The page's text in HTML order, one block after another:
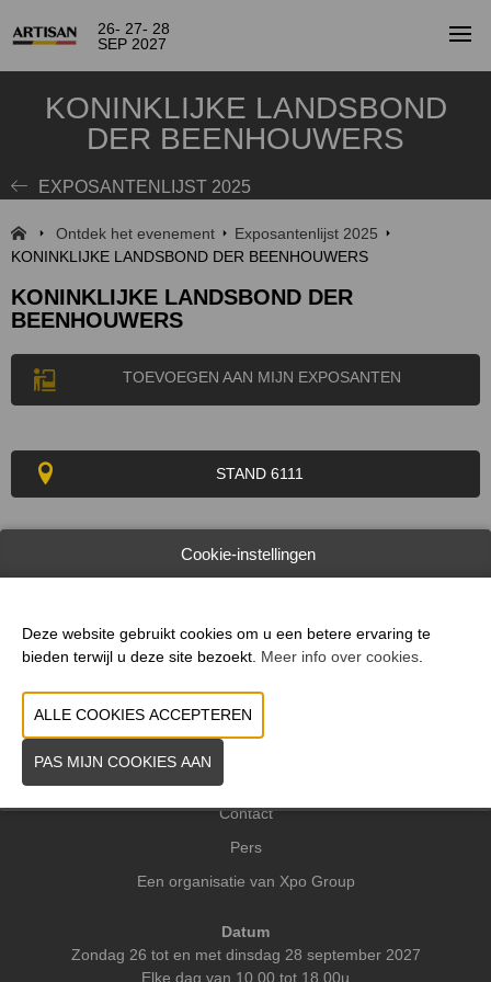
26- 27- 28
SEP 2027
KONINKLIJKE LANDSBOND
DER BEENHOUWERS
EXPOSANTENLIJST 2025
Ontdek het evenement
Exposantenlijst 2025
KONINKLIJKE LANDSBOND DER BEENHOUWERS
KONINKLIJKE LANDSBOND DER
BEENHOUWERS
TOEVOEGEN AAN MIJN EXPOSANTEN
STAND 6111
WEBSITE CATALOGUS
VORIGE VOLGENDE
Praktische info
Contact
Pers
Een organisatie van Xpo Group
Datum
Zondag 26 tot en met dinsdag 28 september 2027
Elke dag van 10.00 tot 18.00u
Cookie-instellingen
Deze website gebruikt cookies om u een betere ervaring te
bieden terwijl u deze site bezoekt. Meer info over cookies